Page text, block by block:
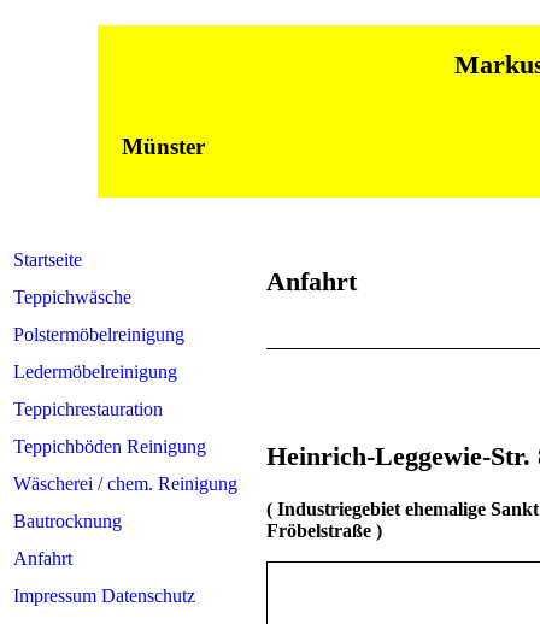
Anfahrt
Heinrich-Leggewie-
( Industriegebiet ehemalige
Fröbelstraße )
Startseite
Teppichwäsche
Polstermöbelreinigung
Ledermöbelreinigung
Teppichrestauration
Teppichböden Reinigung
Wäscherei / chem. Reinigung
Bautrocknung
Anfahrt
Impressum Datenschutz
Markus
Münster